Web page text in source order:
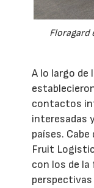
Floragard
A lo largo de
contactos
interesadas
países.
Fruit
con los de la